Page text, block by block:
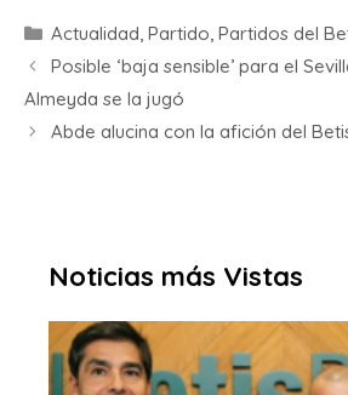
Actualidad, Partido, Partidos del
Posible ‘baja sensible’ para el
Almeyda se la jugó
Abde alucina con la afición del
Noticias más Vistas